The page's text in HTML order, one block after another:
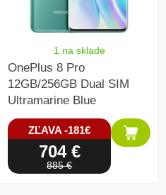
1 na sklade
OnePlus 8 Pro
12GB/256GB Dual SIM
Ultramarine Blue
ZĽAVA -181€
704 €
885 €